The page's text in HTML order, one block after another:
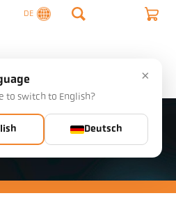
DE
Kontakte ×
to switch to English?
Deutsch